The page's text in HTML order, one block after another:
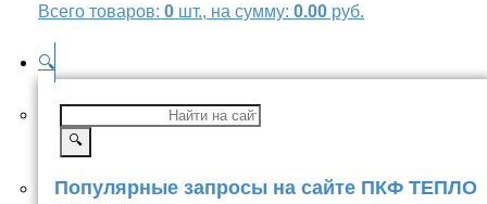
Всего товаров: 0 шт., на сумму: 0.00 руб.
🔍
🔍
Популярные запросы на сайте ПКФ ТЕПЛО